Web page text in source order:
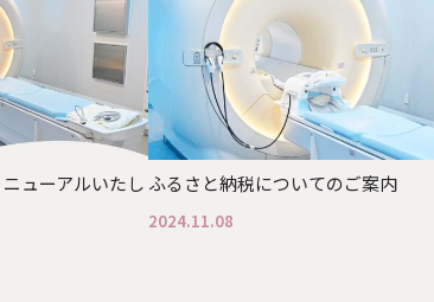
ューアルいたし ふるさと納税についてのご案内
2024.11.08